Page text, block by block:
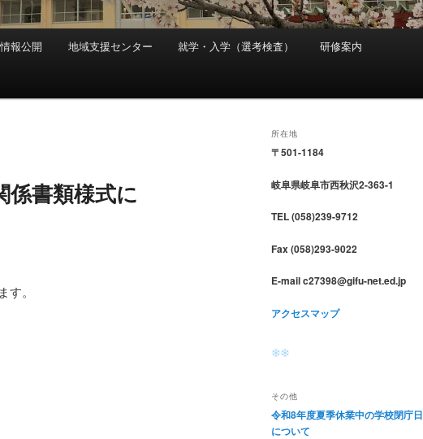
情報公開 地域支援センター 就学・入学（選考検査） 研修案内
書類様式に
。
所在地
〒501-1184
岐阜県岐阜市西秋沢2-363-1
TEL (058)239-9712
Fax (058)293-9022
E-mail c27398@gifu-net.ed.jp
アクセスマップ
その他
令和8年度夏季休業中の学校閉庁日
について